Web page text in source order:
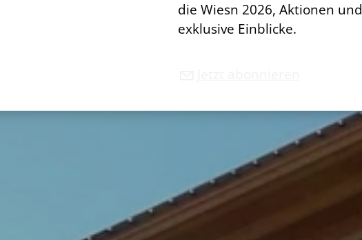
die Wiesn 2026, Aktionen und
exklusive Einblicke.